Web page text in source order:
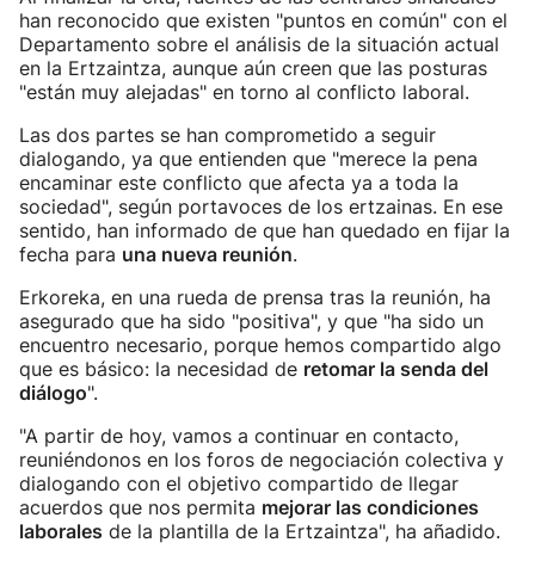
han reconocido que existen "puntos en común" con el
Departamento sobre el análisis de la situación actual
en la Ertzaintza, aunque aún creen que las posturas
"están muy alejadas" en torno al conflicto laboral.
Las dos partes se han comprometido a seguir
dialogando, ya que entienden que "merece la pena
encaminar este conflicto que afecta ya a toda la
sociedad", según portavoces de los ertzainas. En ese
sentido, han informado de que han quedado en fijar la
fecha para una nueva reunión.
Erkoreka, en una rueda de prensa tras la reunión, ha
asegurado que ha sido "positiva", y que "ha sido un
encuentro necesario, porque hemos compartido algo
que es básico: la necesidad de retomar la senda del
diálogo".
"A partir de hoy, vamos a continuar en contacto,
reuniéndonos en los foros de negociación colectiva y
dialogando con el objetivo compartido de llegar
acuerdos que nos permita mejorar las condiciones
laborales de la plantilla de la Ertzaintza", ha añadido.